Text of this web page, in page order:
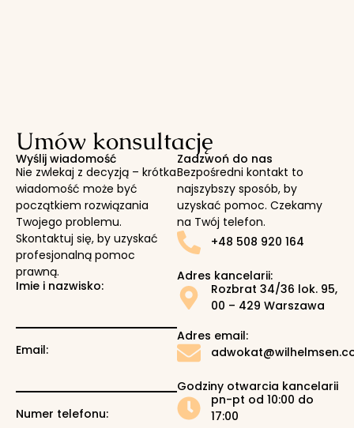
Umów konsultację
Wyślij wiadomość
Nie zwlekaj z decyzją – krótka
wiadomość może być
początkiem rozwiązania
Twojego problemu.
Skontaktuj się, by uzyskać
profesjonalną pomoc
prawną.
Imie i nazwisko:
Email:
Numer telefonu:
Zadzwoń do nas
Bezpośredni kontakt to
najszybszy sposób, by
uzyskać pomoc. Czekamy
na Twój telefon.
+48 508 920 164
Adres kancelarii:
Rozbrat 34/36 lok. 95,
00 – 429 Warszawa
Adres email:
Godziny otwarcia kancelarii
pn-pt od 10:00 do
17:00